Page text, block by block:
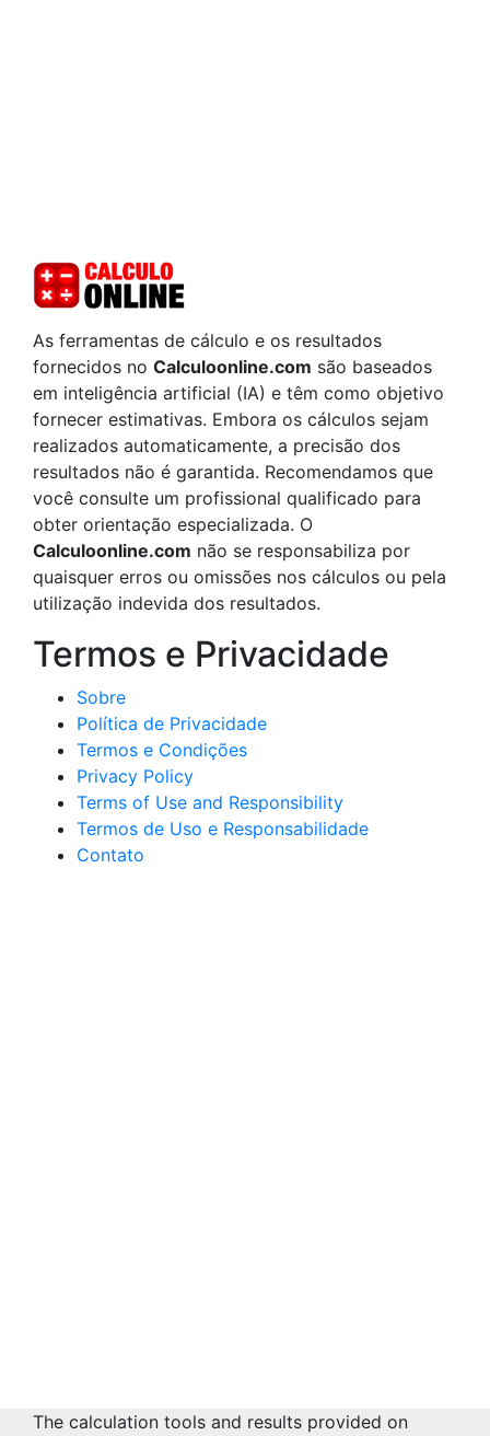
As ferramentas de cálculo e os resultados
fornecidos no Calculoonline.com são baseados
em inteligência artificial (IA) e têm como objetivo
fornecer estimativas. Embora os cálculos sejam
realizados automaticamente, a precisão dos
resultados não é garantida. Recomendamos que
você consulte um profissional qualificado para
obter orientação especializada. O
Calculoonline.com não se responsabiliza por
quaisquer erros ou omissões nos cálculos ou pela
utilização indevida dos resultados.
Termos e Privacidade
Sobre
Política de Privacidade
Termos e Condições
Privacy Policy
Terms of Use and Responsibility
Termos de Uso e Responsabilidade
Contato
The calculation tools and results provided on